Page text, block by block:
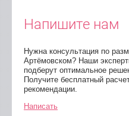
Напишите нам
Нужна консультация по
Артёмовском? Наши
подберут оптимальное
Получите бесплатный
рекомендации.
Написать